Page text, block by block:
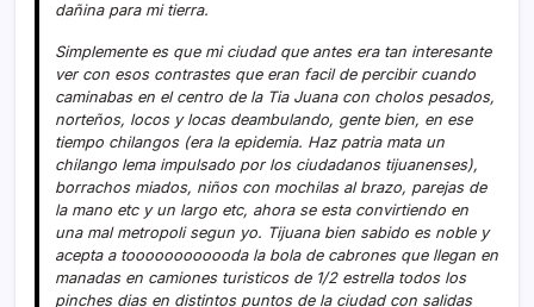
dañina para mi tierra.
Simplemente es que mi ciudad que antes era tan interesante
ver con esos contrastes que eran facil de percibir cuando
caminabas en el centro de la Tia Juana con cholos pesados,
norteños, locos y locas deambulando, gente bien, en ese
tiempo chilangos (era la epidemia. Haz patria mata un
chilango lema impulsado por los ciudadanos tijuanenses),
borrachos miados, niños con mochilas al brazo, parejas de
la mano etc y un largo etc, ahora se esta convirtiendo en
una mal metropoli segun yo. Tijuana bien sabido es noble y
acepta a toooooooooooda la bola de cabrones que llegan en
manadas en camiones turisticos de 1/2 estrella todos los
pinches dias en distintos puntos de la ciudad con salidas